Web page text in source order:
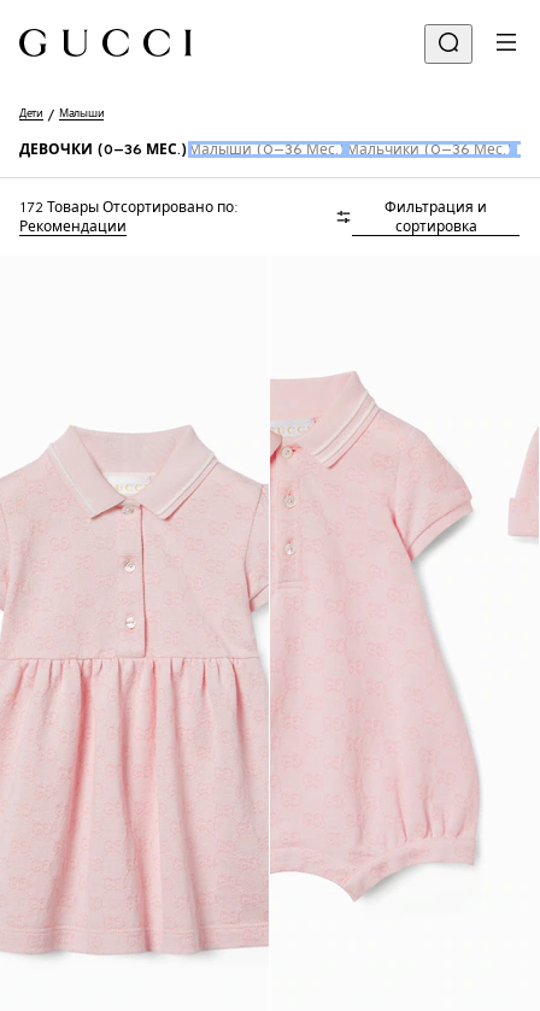
Дети Малыши
ДЕВОЧКИ (0–36 МЕС.) Малыши (0–36 Мес.) Мальчики (0–36 Мес.)
172 Товары Отсортировано по:
Рекомендации
Фильтрация и
сортировка